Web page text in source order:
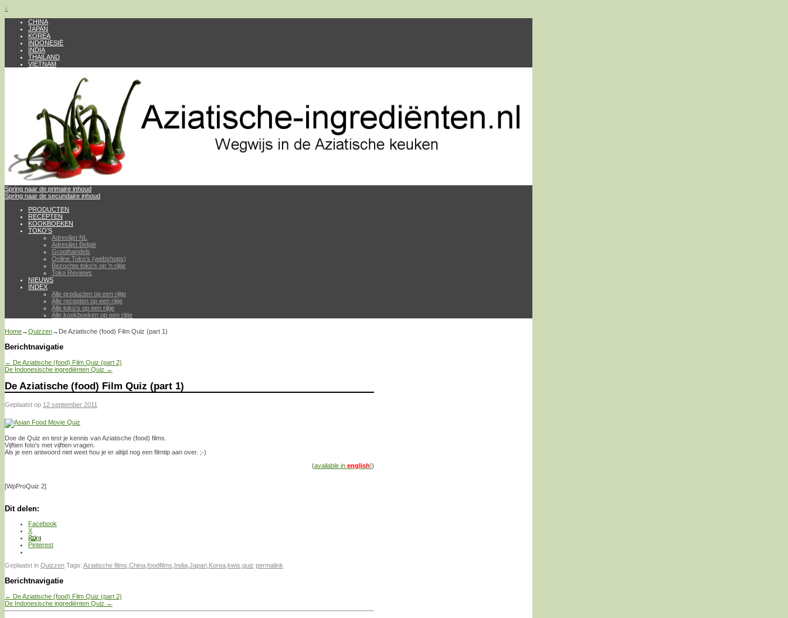
↓
CHINA
JAPAN
KOREA
INDONESIË
INDIA
THAILAND
VIETNAM
Spring naar de primaire inhoud
Spring naar de secundaire inhoud
PRODUCTEN
RECEPTEN
KOOKBOEKEN
TOKO’S
Adreslijst NL
Adreslijst België
Groothandels
Online Toko’s (webshops)
Bezochte toko’s op ’n rijtje
Toko Reviews
NIEUWS
INDEX
Alle producten op een rijtje
Alle recepten op een rijtje
Alle toko’s op een rijtje
Alle kookboeken op een rijtje
Home→Quizzen→ De Aziatische (food) Film Quiz (part 1)
Berichtnavigatie
← De Aziatische (food) Film Quiz (part 2)
De Indonesische ingrediënten Quiz →
De Aziatische (food) Film Quiz (part 1)
Geplaatst op 12 september 2011
Doe de Quiz en test je kennis van Aziatische (food) films.
Vijftien foto’s met vijftien vragen.
Als je een antwoord niet weet hou je er altijd nog een filmtip aan over. ;-)
(available in english!)
[WpProQuiz 2]
Dit delen:
Facebook
X
Print
Pinterest
Geplaatst in Quizzen Tags: Aziatische films,China,foodfilms, India,Japan, Korea,kwis,quiz permalink
Berichtnavigatie
← De Aziatische (food) Film Quiz (part 2)
De Indonesische ingrediënten Quiz →